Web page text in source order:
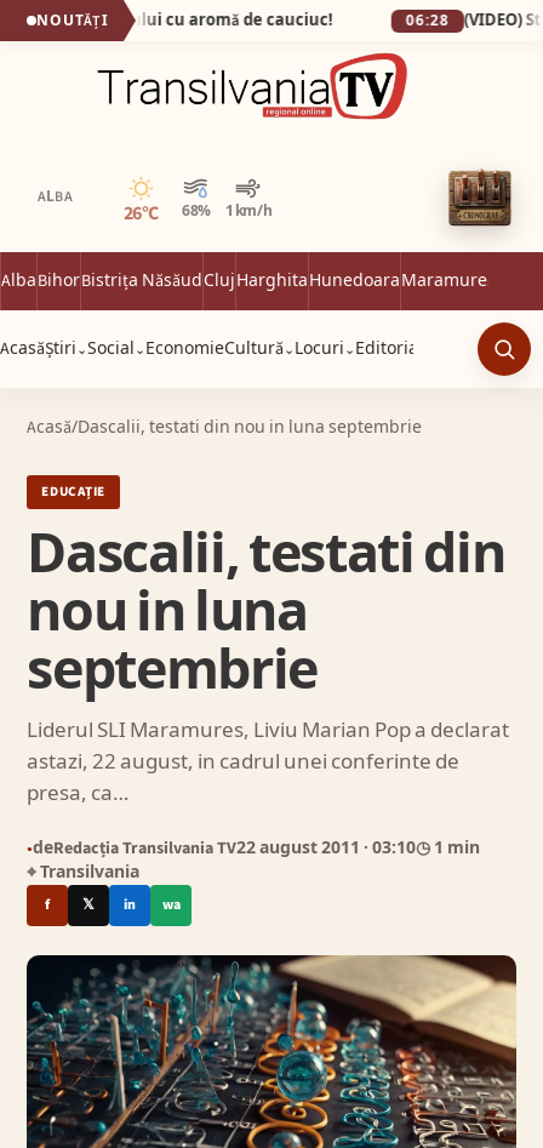
NOUTĂȚI
capitala fumului cu aromă de cauciuc! 06:28
ALBA
26°C 68% 1 km/h
Senin
AlbaBihorBistrița NăsăudClujHarghitaHunedoaraMaramureș
AcasăȘtiri ⌄Social ⌄ EconomieCultură ⌄ Locuri ⌄ Editorial
Acasă/Dascalii, testati din nou in luna septembrie
EDUCAȚIE
Dascalii, testati din
nou in luna
septembrie
Liderul SLI Maramures, Liviu Marian Pop a declarat
astazi, 22 august, in cadrul unei conferinte de
presa, ca…
●deRedacția Transilvania TV22 august 2011 · 03:10◷ 1 min
⌖ Transilvania
f 𝕏 in wa